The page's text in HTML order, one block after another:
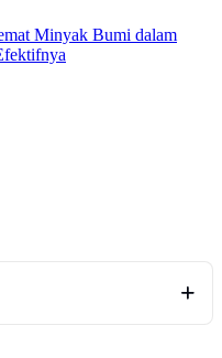
Minyak Bumi dalam